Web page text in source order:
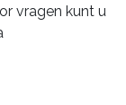
vragen kunt u